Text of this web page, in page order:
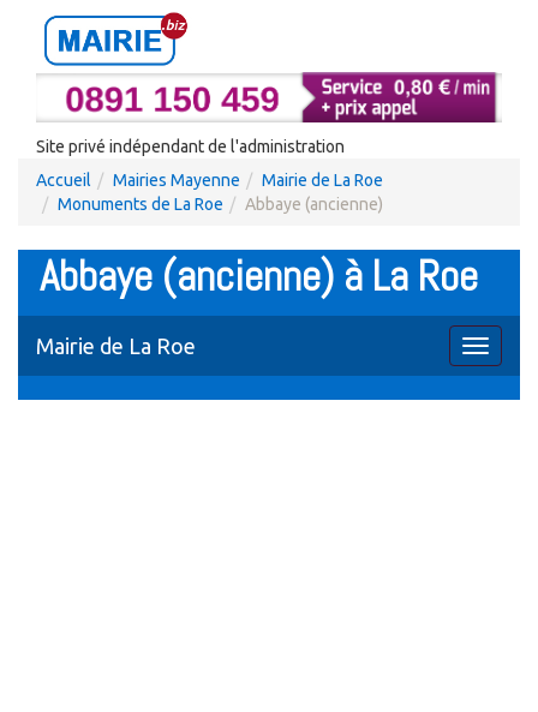
Site privé indépendant de l'administration
Accueil
Mairies Mayenne
Mairie de La Roe
Monuments de La Roe
Abbaye (ancienne)
Abbaye (ancienne) à La Roe
Toggle
Mairie de La Roe